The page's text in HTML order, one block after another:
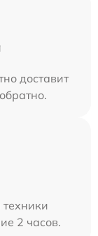
доставит
2 часов.